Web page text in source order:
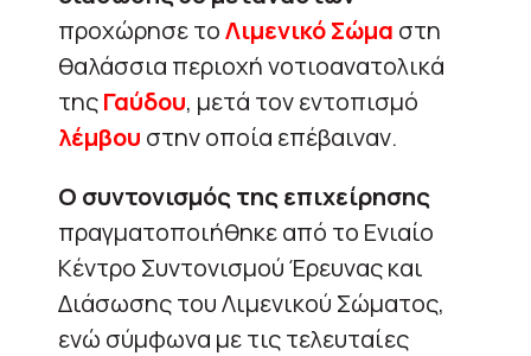
προχώρησε τοΛιμενικό Σώμα στη
θαλάσσια περιοχή νοτιοανατολικά
τηςΓαύδου, μετά τον εντοπισμό
λέμβου στην οποία επέβαιναν.
Ο συντονισμός της επιχείρησης
πραγματοποιήθηκε από το Ενιαίο
Κέντρο Συντονισμού Έρευνας και
Διάσωσης του Λιμενικού Σώματος,
ενώ σύμφωνα με τις τελευταίες